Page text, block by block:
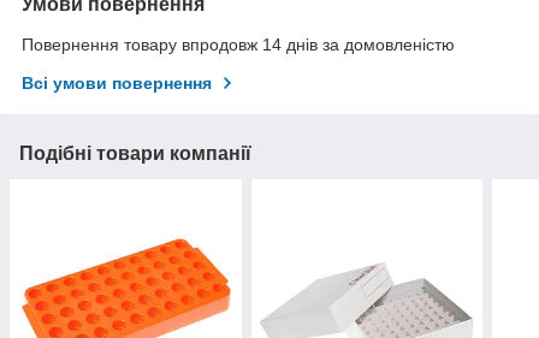
Повернення товару впродовж 14 днів за домовленістю
Всі умови повернення
Подібні товари компанії